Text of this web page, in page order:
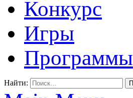
Конкурс
Игры
Программы
Найти: